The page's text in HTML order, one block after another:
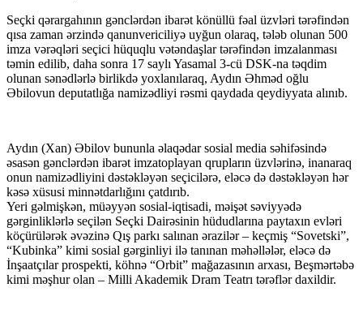
Seçki qərargahının gənclərdən ibarət könüllü fəal üzvləri tərəfindən
qısa zaman ərzində qanunvericiliyə uyğun olaraq, tələb olunan 500
imza vərəqləri seçici hüquqlu vətəndaşlar tərəfindən imzalanması
təmin edilib, daha sonra 17 saylı Yasamal 3-cü DSK-na təqdim
olunan sənədlərlə birlikdə yoxlanılaraq, Aydın Əhməd oğlu
Əbilovun deputatlığa namizədliyi rəsmi qaydada qeydiyyata alınıb.
Aydın (Xan) Əbilov bununla əlaqədar sosial media səhifəsində
əsasən gənclərdən ibarət imzatoplayan qrupların üzvlərinə, inanaraq
onun namizədliyini dəstəkləyən seçicilərə, eləcə də dəstəkləyən hər
kəsə xüsusi minnətdarlığını çatdırıb.
Yeri gəlmişkən, müəyyən sosial-iqtisadi, məişət səviyyədə
gərginliklərlə seçilən Seçki Dairəsinin hüdudlarına paytaxın evləri
köçürülərək əvəzinə Qış parkı salınan ərazilər – keçmiş “Sovetski”,
“Kubinka” kimi sosial gərginliyi ilə tanınan məhəllələr, eləcə də
İnşaatçılar prospekti, köhnə “Orbit” mağazasının arxası, Beşmərtəbə
kimi məşhur olan – Milli Akademik Dram Teatrı tərəflər daxildir.